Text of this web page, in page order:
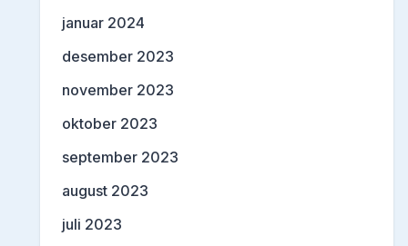
januar 2024
desember 2023
november 2023
oktober 2023
september 2023
august 2023
juli 2023